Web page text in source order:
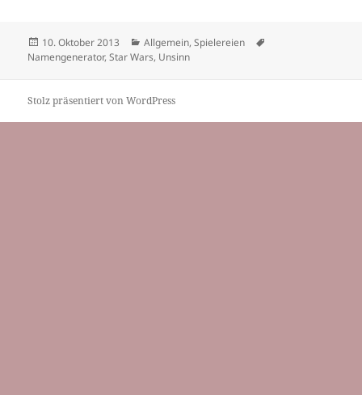
Veröffentlicht
am
10. Oktober 2013 Kategorien
Allgemein,Spielereien
Namengenerator,Star Wars, Unsinn
Stolz präsentiert von WordPress